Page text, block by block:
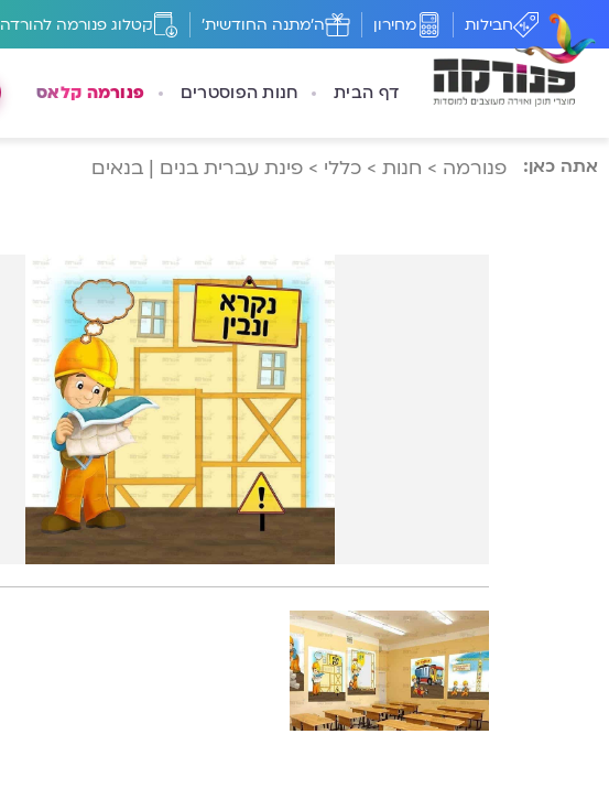
חבילות מחירון ה'מתנה החודשית' קטלוג פנורמה להורדה
דף הבית חנות הפוסטרים פנורמה קלאס
אתה כאן: פנורמה > חנות > כללי > פינת עברית בנים | בנאים